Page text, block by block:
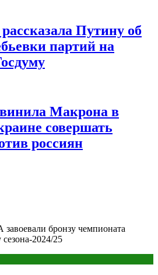
Путину об
партий на
Макрона в
совершать
россиян
бронзу чемпионата
2024/25